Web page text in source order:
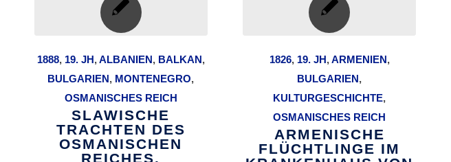
1888, 19. JH,ALBANIEN, BALKAN,
BULGARIEN, MONTENEGRO,
OSMANISCHES REICH
SLAWISCHE
TRACHTEN DES
OSMANISCHEN
REICHES.
1826, 19. JH,ARMENIEN,
BULGARIEN,
KULTURGESCHICHTE,
OSMANISCHES REICH
ARMENISCHE
FLÜCHTLINGE IM